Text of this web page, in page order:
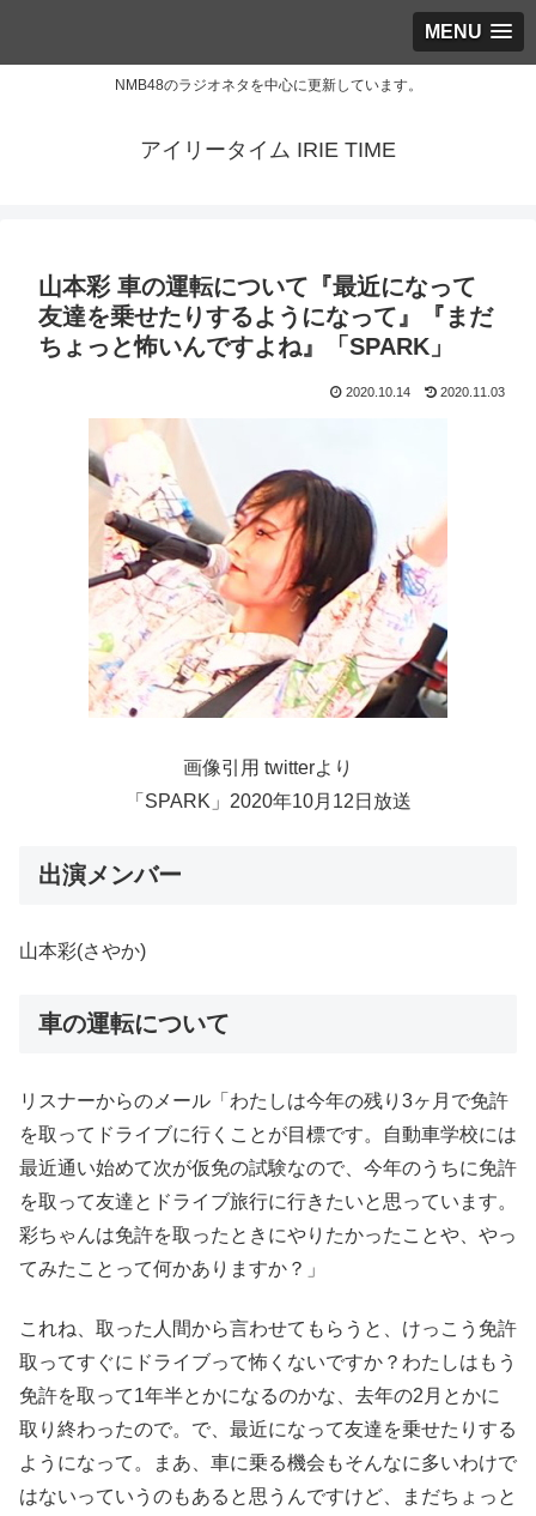
MENU
NMB48のラジオネタを中心に更新しています。
アイリータイム IRIE TIME
山本彩 車の運転について『最近になって
友達を乗せたりするようになって』『まだ
ちょっと怖いんですよね』「SPARK」
2020.10.14 2020.11.03
画像引用 twitterより
「SPARK」2020年10月12日放送
出演メンバー
山本彩(さやか)
車の運転について
リスナーからのメール「わたしは今年の残り3ヶ月で免許
を取ってドライブに行くことが目標です。自動車学校には
最近通い始めて次が仮免の試験なので、今年のうちに免許
を取って友達とドライブ旅行に行きたいと思っています。
彩ちゃんは免許を取ったときにやりたかったことや、やっ
てみたことって何かありますか？」
これね、取った人間から言わせてもらうと、けっこう免許
取ってすぐにドライブって怖くないですか？わたしはもう
免許を取って1年半とかになるのかな、去年の2月とかに
取り終わったので。で、最近になって友達を乗せたりする
ようになって。まあ、車に乗る機会もそんなに多いわけで
はないっていうのもあると思うんですけど、まだちょっと